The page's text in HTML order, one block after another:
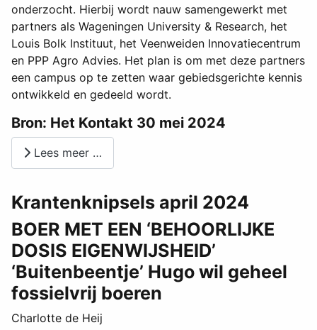
onderzocht. Hierbij wordt nauw samengewerkt met
partners als Wageningen University & Research, het
Louis Bolk Instituut, het Veenweiden Innovatiecentrum
en PPP Agro Advies. Het plan is om met deze partners
een campus op te zetten waar gebiedsgerichte kennis
ontwikkeld en gedeeld wordt.
Bron: Het Kontakt 30 mei 2024
Lees meer …
Krantenknipsels april 2024
BOER MET EEN ‘BEHOORLIJKE
DOSIS EIGENWIJSHEID’
‘Buitenbeentje’ Hugo wil geheel
fossielvrij boeren
Charlotte de Heij